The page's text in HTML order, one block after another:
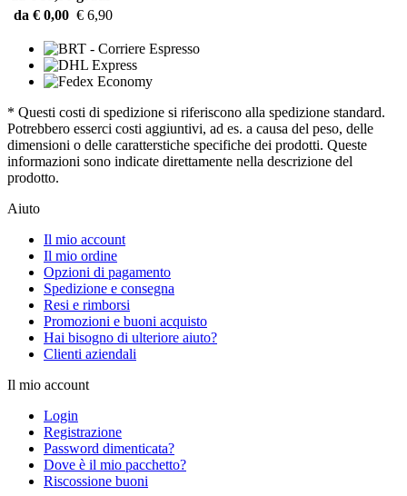
da € 0,00 € 6,90
* Questi costi di spedizione si riferiscono alla spedizione standard.
Potrebbero esserci costi aggiuntivi, ad es. a causa del peso, delle
dimensioni o delle caratterstiche specifiche dei prodotti. Queste
informazioni sono indicate direttamente nella descrizione del
prodotto.
Aiuto
Il mio account
Il mio ordine
Opzioni di pagamento
Spedizione e consegna
Resi e rimborsi
Promozioni e buoni acquisto
Hai bisogno di ulteriore aiuto?
Clienti aziendali
Il mio account
Login
Registrazione
Password dimenticata?
Dove è il mio pacchetto?
Riscossione buoni